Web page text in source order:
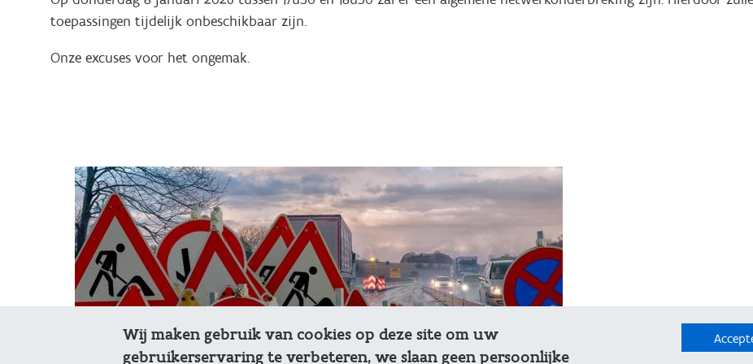
toepassingen tijdelijk onbeschikbaar zijn.
Onze excuses voor het ongemak.
Wij maken gebruik van cookies op deze site om uw
gebruikerservaring te verbeteren, we slaan geen persoonlijke